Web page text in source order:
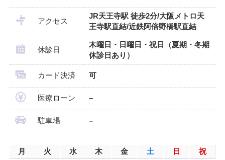
アクセス
JR天王寺駅 徒歩2分/大阪メトロ天
王寺駅直結/近鉄阿倍野橋駅直結
休診日
木曜日・日曜日・祝日（夏期・冬期
休診日あり）
カード決済 可
医療ローン –
駐車場 –
月 火 水 木 金 土 日 祝